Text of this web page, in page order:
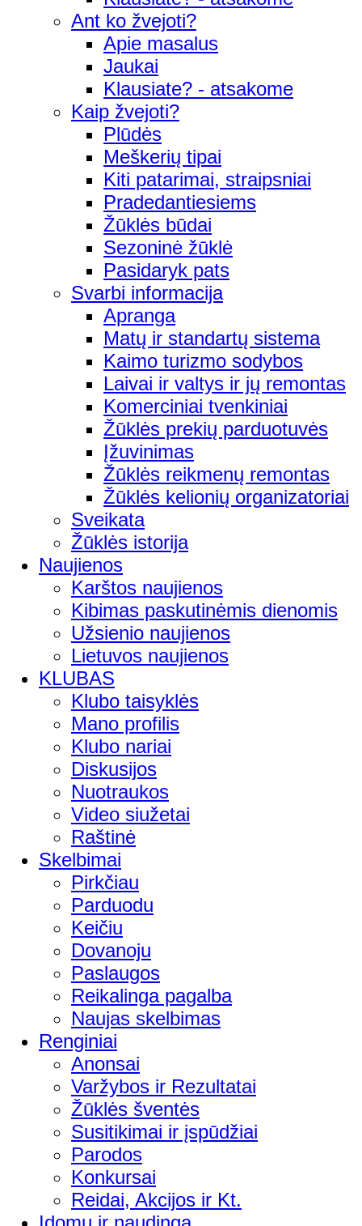
Ant ko žvejoti?
Apie masalus
Jaukai
Klausiate? - atsakome
Kaip žvejoti?
Plūdės
Meškerių tipai
Kiti patarimai, straipsniai
Pradedantiesiems
Žūklės būdai
Sezoninė žūklė
Pasidaryk pats
Svarbi informacija
Apranga
Matų ir standartų sistema
Kaimo turizmo sodybos
Laivai ir valtys ir jų remontas
Komerciniai tvenkiniai
Žūklės prekių parduotuvės
Įžuvinimas
Žūklės reikmenų remontas
Žūklės kelionių organizatoriai
Sveikata
Žūklės istorija
Naujienos
Karštos naujienos
Kibimas paskutinėmis dienomis
Užsienio naujienos
Lietuvos naujienos
KLUBAS
Klubo taisyklės
Mano profilis
Klubo nariai
Diskusijos
Nuotraukos
Video siužetai
Raštinė
Skelbimai
Pirkčiau
Parduodu
Keičiu
Dovanoju
Paslaugos
Reikalinga pagalba
Naujas skelbimas
Renginiai
Anonsai
Varžybos ir Rezultatai
Žūklės šventės
Susitikimai ir įspūdžiai
Parodos
Konkursai
Reidai, Akcijos ir Kt.